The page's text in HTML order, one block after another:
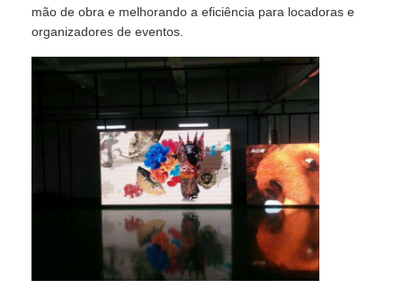
Tela do diodo emissor de luz do concerto
Aluguer de ecrãs de LED
Parede de vídeo led de cobra
Exibição de LED transparente
Ecrã LED SMD
mão de obra e melhorando a eficiência para locadoras e
organizadores de eventos.